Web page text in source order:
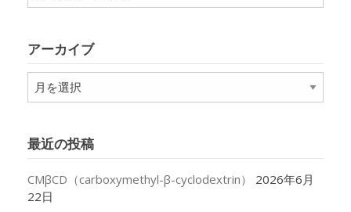
ー
アーカイブ
ア
ー
ブ
最近の投稿
CMβCD（carboxymethyl-β-cyclodextrin）
2026年6月
22日